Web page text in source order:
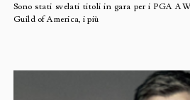
Sono stati svelati titoli in gara per i PGA
Guild of America, i più